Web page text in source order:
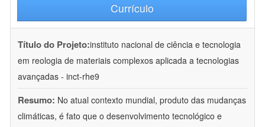
Currículo
Título do Projeto:instituto nacional de ciência e tecnologia
em reologia de materiais complexos aplicada a tecnologias
avançadas - inct-rhe9
Resumo: No atual contexto mundial, produto das mudanças
climáticas, é fato que o desenvolvimento tecnológico e